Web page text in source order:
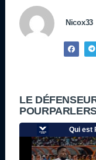
Nicox33
LE